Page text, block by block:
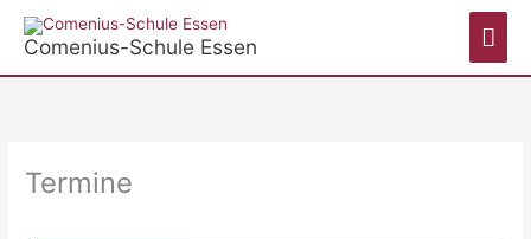
InhaltComenius-Schule Essen
Termine